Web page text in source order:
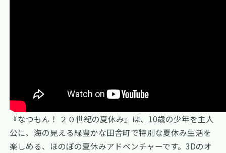
『なつもん！ ２０世紀の夏休み』は、10歳の少年を主人
公に、海の見える緑豊かな田舎町で特別な夏休み生活を
楽しめる、ほのぼの夏休みアドベンチャーです。3Dのオ